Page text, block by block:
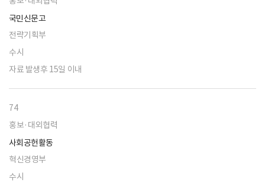
국민신문고
전략기획부
수시
자료 발생후 15일 이내
74
홍보·대외협력
사회공헌활동
혁신경영부
수시